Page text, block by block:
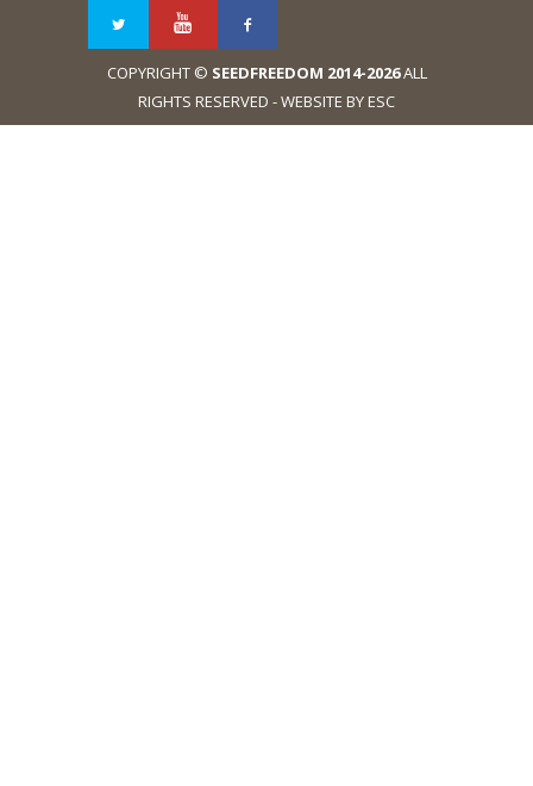
COPYRIGHT © SEEDFREEDOM 2014-2026ALL
RIGHTS RESERVED - WEBSITE BY ESC